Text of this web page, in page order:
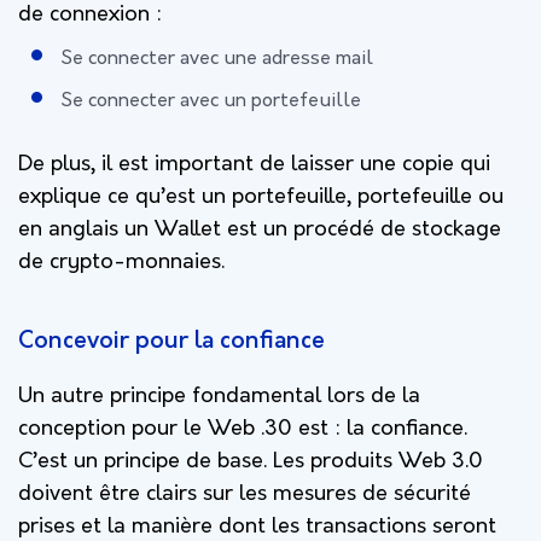
de connexion :
Se connecter avec une adresse mail
Se connecter avec un portefeuille
De plus, il est important de laisser une copie qui
explique ce qu’est un portefeuille, portefeuille ou
en anglais un Wallet est un procédé de stockage
de crypto-monnaies.
Concevoir pour la confiance
Un autre principe fondamental lors de la
conception pour le Web .30 est : la confiance.
C’est un principe de base. Les produits Web 3.0
doivent être clairs sur les mesures de sécurité
prises et la manière dont les transactions seront